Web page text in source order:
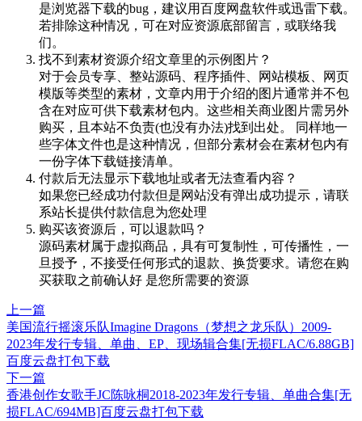
是浏览器下载的bug，建议用百度网盘软件或迅雷下载。
若排除这种情况，可在对应资源底部留言，或联络我
们。
找不到素材资源介绍文章里的示例图片？
对于会员专享、整站源码、程序插件、网站模板、网页
模版等类型的素材，文章内用于介绍的图片通常并不包
含在对应可供下载素材包内。这些相关商业图片需另外
购买，且本站不负责(也没有办法)找到出处。 同样地一
些字体文件也是这种情况，但部分素材会在素材包内有
一份字体下载链接清单。
付款后无法显示下载地址或者无法查看内容？
如果您已经成功付款但是网站没有弹出成功提示，请联
系站长提供付款信息为您处理
购买该资源后，可以退款吗？
源码素材属于虚拟商品，具有可复制性，可传播性，一
旦授予，不接受任何形式的退款、换货要求。请您在购
买获取之前确认好 是您所需要的资源
上一篇
美国流行摇滚乐队Imagine Dragons（梦想之龙乐队）2009-
2023年发行专辑、单曲、EP、现场辑合集[无损FLAC/6.88GB]
百度云盘打包下载
下一篇
香港创作女歌手JC陈咏桐2018-2023年发行专辑、单曲合集[无
损FLAC/694MB]百度云盘打包下载